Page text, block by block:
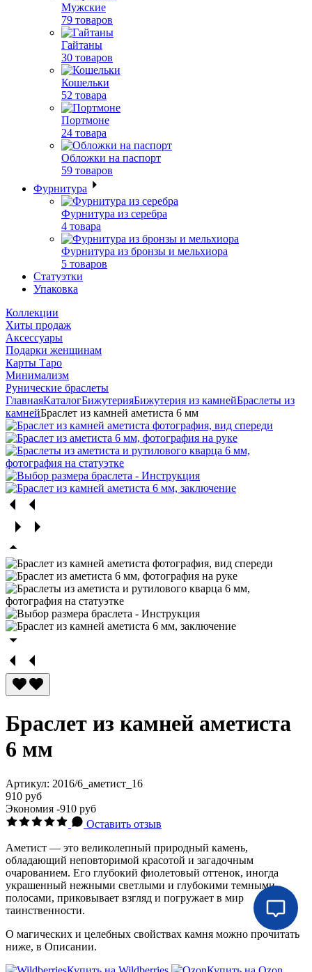
Мужские
79 товаров
Гайтаны
30 товаров
Кошельки
52 товара
Портмоне
24 товара
Обложки на паспорт
59 товаров
Фурнитура
Фурнитура из серебра
4 товара
Фурнитура из бронзы и мельхиора
5 товаров
Статуэтки
Упаковка
Коллекции
Хиты продаж
Аксессуары
Подарки женщинам
Карты Таро
Минимализм
Рунические браслеты
ГлавнаяКаталогБижутерияБижутерия из камнейБраслеты из
камнейБраслет из камней аметиста 6 мм
Браслет из камней аметиста
6 мм
Артикул: 2016/6_аметист_16
910 руб
Экономия -910 руб
Оставить отзыв
Аметист — это великолепный природный камень,
обладающий неповторимой красотой и загадочным
очарованием. Его глубокий фиолетовый оттенок, иногда
украшенный нежными светлыми и глубокими темными
полосами, приковывает взгляд и погружает в мир
таинственности.
О магических и целебных свойствах камня можно прочитать
ниже, в Описании.